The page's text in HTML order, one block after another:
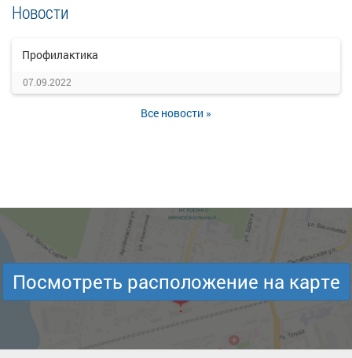
Новости
Профилактика
07.09.2022
Все новости »
Посмотреть расположение на карте